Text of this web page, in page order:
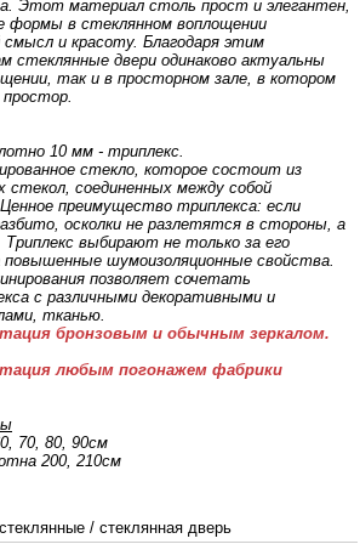
Этот материал столь прост и элегантен,
формы в стеклянном воплощении
и красоту. Благодаря этим
стеклянные двери одинаково актуальны
так и в просторном зале, в котором
10 мм - триплекс.
стекло, которое состоит из
стекол, соединенных между собой
Ценное преимущество триплекса: если
осколки не разлетятся в стороны, а
выбирают не только за его
повышенные шумоизоляционные свойства.
позволяет сочетать
с различными декоративными и
тканью.
бронзовым и обычным зеркалом.
любым погонажем фабрики
70, 80, 90см
200, 210cм
стеклянные / стеклянная дверь